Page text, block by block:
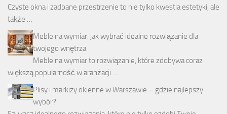
Czyste okna i zadbane przestrzenie to nie tylko kwestia estetyki, ale
także …
Meble na wymiar: jak wybrać idealne rozwiązanie dla
twojego wnętrza
Meble na wymiar to rozwiązanie, które zdobywa coraz
większą popularność w aranżacji …
Plisy i markizy okienne w Warszawie – gdzie najlepszy
wybór?